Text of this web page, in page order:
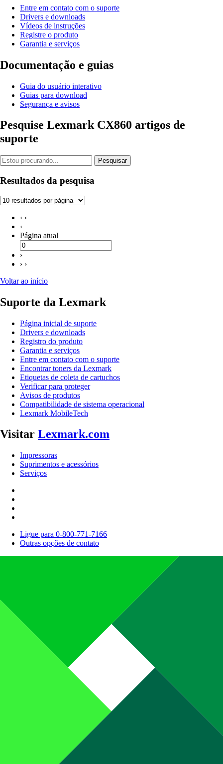
Entre em contato com o suporte
Drivers e downloads
Vídeos de instruções
Registre o produto
Garantia e serviços
Documentação e guias
Guia do usuário interativo
Guias para download
Segurança e avisos
Pesquise Lexmark CX860 artigos de
suporte
Pesquisar
Resultados da pesquisa
‹ ‹
‹
Página atual
›
› ›
Voltar ao início
Suporte da Lexmark
Página inicial de suporte
Drivers e downloads
Registro do produto
Garantia e serviços
Entre em contato com o suporte
Encontrar toners da Lexmark
Etiquetas de coleta de cartuchos
Verificar para proteger
Avisos de produtos
Compatibilidade de sistema operacional
Lexmark MobileTech
Visitar Lexmark.com
Impressoras
Suprimentos e acessórios
Serviços
Ligue para 0-800-771-7166
Outras opções de contato